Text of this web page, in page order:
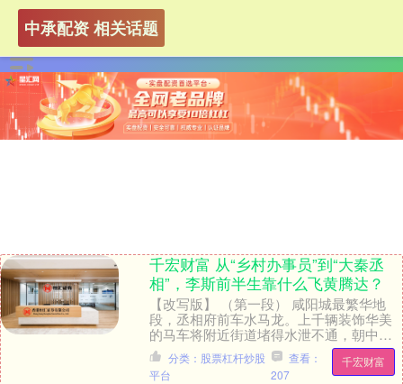
中承配资 相关话题
千宏财富 从“乡村办事员”到“大秦丞
相”，李斯前半生靠什么飞黄腾达？
【改写版】 （第一段） 咸阳城最繁华地
段，丞相府前车水马龙。上千辆装饰华美
的马车将附近街道堵得水泄不通，朝中权
贵纷纷赴宴，行人只能侧身挤过。这场盛
大的宴会，彰显....
千宏财富
分类：股票杠杆炒股
平台
查看：
207